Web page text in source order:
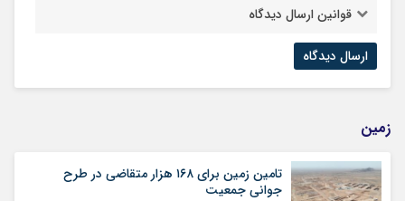
قوانین ارسال دیدگاه
زمین
تامین زمین برای ۱۶۸ هزار متقاضی در طرح
جوانی جمعیت